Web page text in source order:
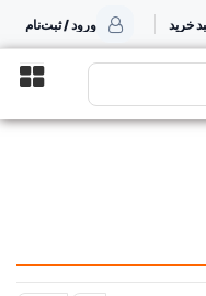
خرید ورود / ثبت‌نام